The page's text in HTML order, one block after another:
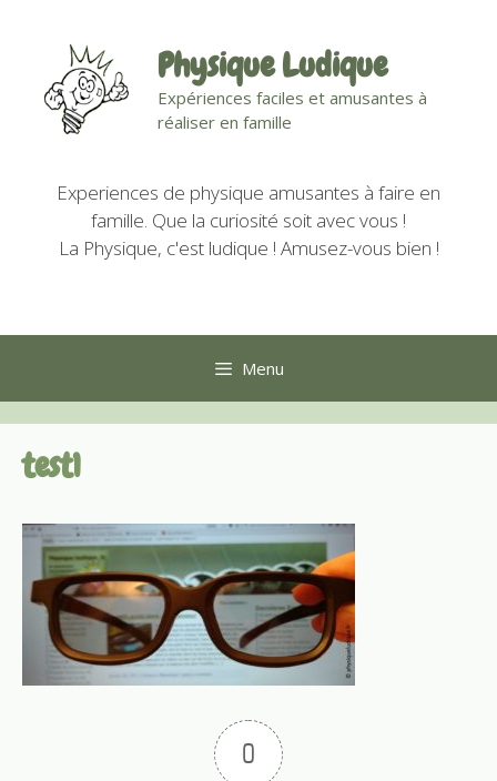
contenu
Physique Ludique
Expériences faciles et amusantes à
réaliser en famille
Experiences de physique amusantes à faire en
famille. Que la curiosité soit avec vous !
La Physique, c'est ludique ! Amusez-vous bien !
Menu
test1
0